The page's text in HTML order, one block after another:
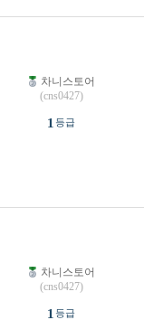
차니스토어
(cns0427)
1 등급
차니스토어
(cns0427)
1 등급